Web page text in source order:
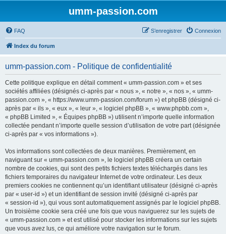
umm-passion.com
FAQ Connexion
S’enregistrer
Index du forum
umm-passion.com - Politique de confidentialité
Cette politique explique en détail comment « umm-passion.com » et ses
sociétés affiliées (désignés ci-après par « nous », « notre », « nos », « umm-
passion.com », « https://www.umm-passion.com/forum ») et phpBB (désigné ci-
après par « ils », « eux », « leur », « logiciel phpBB », « www.phpbb.com »,
« phpBB Limited », « Équipes phpBB ») utilisent n’importe quelle information
collectée pendant n’importe quelle session d’utilisation de votre part (désignée
ci-après par « vos informations »).
Vos informations sont collectées de deux manières. Premièrement, en
naviguant sur « umm-passion.com », le logiciel phpBB créera un certain
nombre de cookies, qui sont des petits fichiers textes téléchargés dans les
fichiers temporaires du navigateur Internet de votre ordinateur. Les deux
premiers cookies ne contiennent qu’un identifiant utilisateur (désigné ci-après
par « user-id ») et un identifiant de session invité (désigné ci-après par
« session-id »), qui vous sont automatiquement assignés par le logiciel phpBB.
Un troisième cookie sera créé une fois que vous naviguerez sur les sujets de
« umm-passion.com » et est utilisé pour stocker les informations sur les sujets
que vous avez lus, ce qui améliore votre navigation sur le forum.